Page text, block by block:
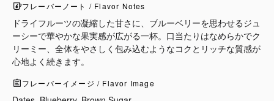
フレーバーノート / Flavor Notes
ドライフルーツの凝縮した甘さに、ブルーベリーを思わせるジュ
ーシーで華やかな果実感が広がる一杯。口当たりはなめらかでク
リーミー、全体をやさしく包み込むようなコクとリッチな質感が
心地よく続きます。
フレーバーイメージ / Flavor Image